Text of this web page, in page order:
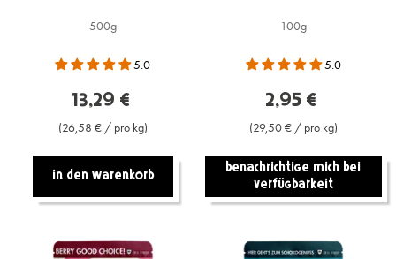
500g
5.0
13,29 €
(26,58 € / pro kg)
In den warenkorb
100g
5.0
2,95 €
(29,50 € / pro kg)
Benachrichtige mich bei
Verfügbarkeit